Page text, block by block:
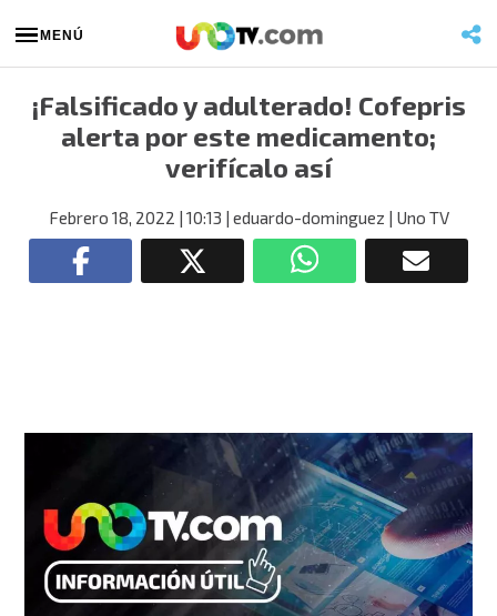
MENÚ
¡Falsificado y adulterado! Cofepris
alerta por este medicamento;
verifícalo así
Febrero 18, 2022 | 10:13 | eduardo-dominguez | Uno TV